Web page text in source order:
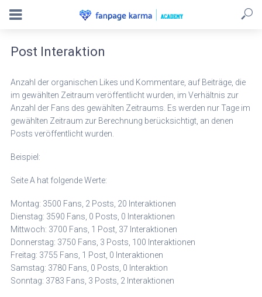
Post Interaktion
Anzahl der organischen Likes und Kommentare, auf Beiträge, die
im gewählten Zeitraum veröffentlicht wurden, im Verhältnis zur
Anzahl der Fans des gewählten Zeitraums. Es werden nur Tage im
gewählten Zeitraum zur Berechnung berücksichtigt, an denen
Posts veröffentlicht wurden.
Beispiel:
Seite A hat folgende Werte:
Montag: 3500 Fans, 2 Posts, 20 Interaktionen
Dienstag: 3590 Fans, 0 Posts, 0 Interaktionen
Mittwoch: 3700 Fans, 1 Post, 37 Interaktionen
Donnerstag: 3750 Fans, 3 Posts, 100 Interaktionen
Freitag: 3755 Fans, 1 Post, 0 Interaktionen
Samstag: 3780 Fans, 0 Posts, 0 Interaktion
Sonntag: 3783 Fans, 3 Posts, 2 Interaktionen